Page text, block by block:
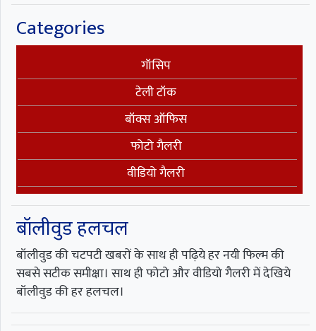
Categories
गॉसिप
टेली टॉक
बॉक्स ऑफिस
फोटो गैलरी
वीडियो गैलरी
बॉलीवुड हलचल
बॉलीवुड की चटपटी खबरों के साथ ही पढ़िये हर नयी फिल्म की
सबसे सटीक समीक्षा। साथ ही फोटो और वीडियो गैलरी में देखिये
बॉलीवुड की हर हलचल।